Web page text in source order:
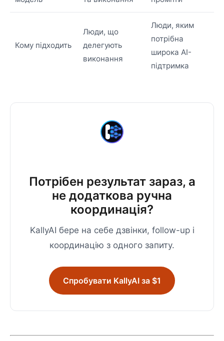
Кому підходить
Люди, що
делегують
виконання
Люди, яким
потрібна
широка AI-
підтримка
Потрібен результат зараз, а
не додаткова ручна
координація?
KallyAI бере на себе дзвінки, follow-up і
координацію з одного запиту.
Спробувати KallyAI за $1